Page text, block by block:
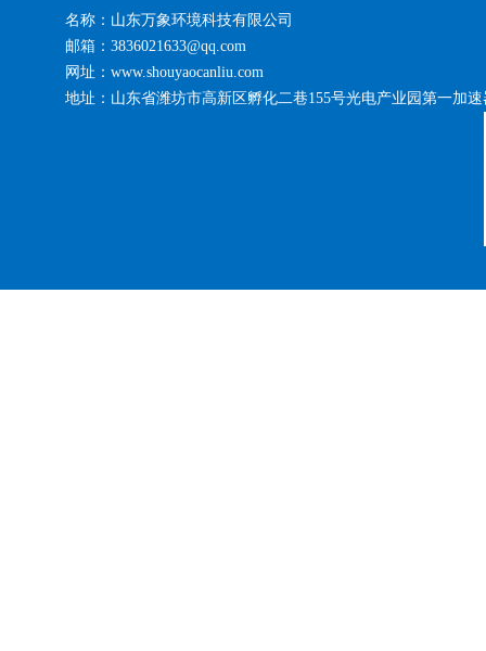
名称：山东万象环境科技有限公司
邮箱：3836021633@qq.com
网址：www.shouyaocanliu.com
地址：山东省潍坊市高新区孵化二巷155号光电产业园第一加